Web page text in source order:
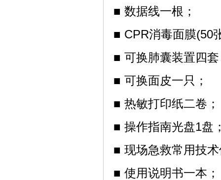
■ 数据线一根；
■ CPR消毒面膜(50
■ 可换肺囊装置四
■ 可换面皮一只；
■ 热敏打印纸二卷；
■ 操作指南光盘1盘
■ 现场急救常用技
■ 使用说明书一本；